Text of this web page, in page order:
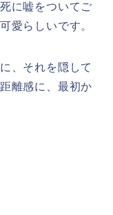
に嘘をついてご
愛らしいです。
、それを隠して
離感に、最初か